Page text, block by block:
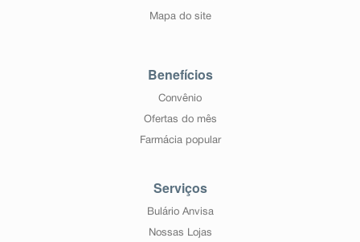
Mapa do site
Benefícios
Convênio
Ofertas do mês
Farmácia popular
Serviços
Bulário Anvisa
Nossas Lojas